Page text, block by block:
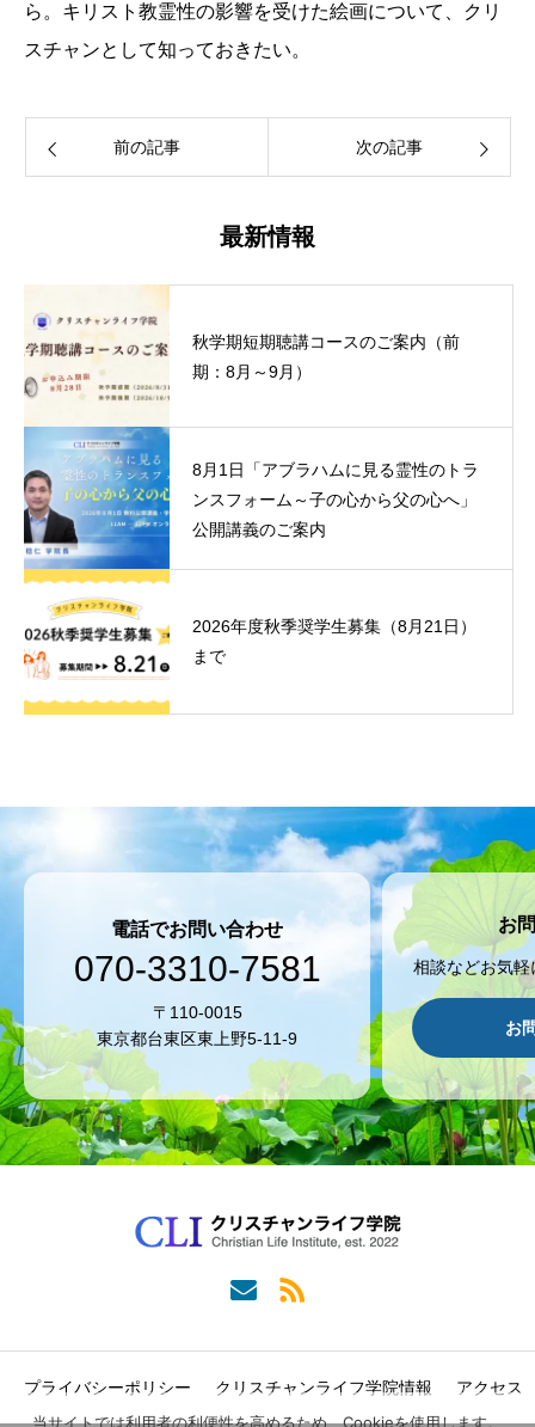
ら。キリスト教霊性の影響を受けた絵画について、クリ
スチャンとして知っておきたい。
前の記事 次の記事
最新情報
秋学期短期聴講コースのご案内（前
期：8月～9月）
8月1日「アブラハムに見る霊性のトラ
ンスフォーム～子の心から父の心へ」
公開講義のご案内
2026年度秋季奨学生募集（8月21日）
まで
電話でお問い合わせ
070-3310-7581
〒110-0015
東京都台東区東上野5-11-9
お
相談などお気
お
プライバシーポリシー クリスチャンライフ学院情報
アクセス
当サイトでは利用者の利便性を高めるため、Cookieを使用します。